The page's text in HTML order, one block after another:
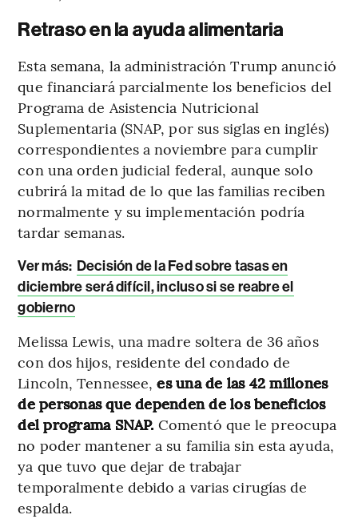
Retraso en la ayuda alimentaria
Esta semana, la administración Trump anunció
que financiará parcialmente los beneficios del
Programa de Asistencia Nutricional
Suplementaria (SNAP, por sus siglas en inglés)
correspondientes a noviembre para cumplir
con una orden judicial federal, aunque solo
cubrirá la mitad de lo que las familias reciben
normalmente y su implementación podría
tardar semanas.
Ver más: Decisión de la Fed sobre tasas en
diciembre será difícil, incluso si se reabre el
gobierno
Melissa Lewis, una madre soltera de 36 años
con dos hijos, residente del condado de
Lincoln, Tennessee,es una de las 42 millones
de personas que dependen de los beneficios
del programa SNAP. Comentó que le preocupa
no poder mantener a su familia sin esta ayuda,
ya que tuvo que dejar de trabajar
temporalmente debido a varias cirugías de
espalda.